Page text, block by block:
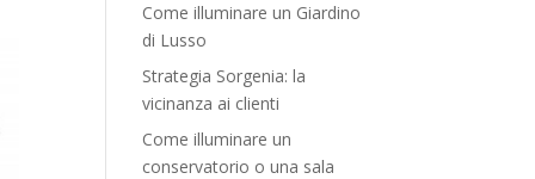
Come illuminare un Giardino
di Lusso
Strategia Sorgenia: la
vicinanza ai clienti
Come illuminare un
conservatorio o una sala